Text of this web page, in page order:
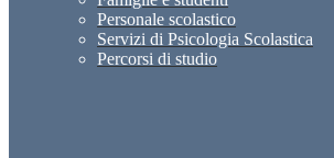
Personale scolastico
Servizi di Psicologia Scolastica
Percorsi di studio